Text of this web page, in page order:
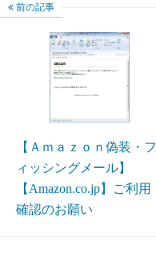
前の記事
【Ａｍａｚｏｎ偽装・フ
ィッシングメール】
【Amazon.co.jp】ご利用
確認のお願い